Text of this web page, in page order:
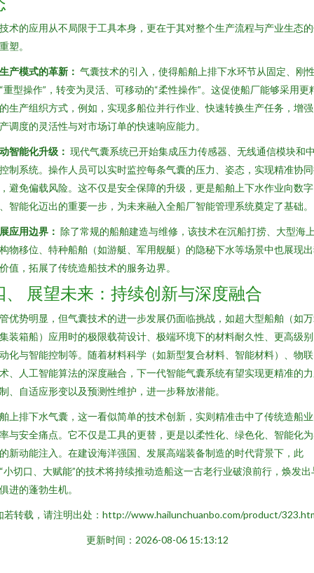
术的应用从不局限于工具本身，更在于其对整个生产流程与产业生态
塑。
产模式的革新： 气囊技术的引入，使得船舶上排下水环节从固定、刚
重型操作”，转变为灵活、可移动的“柔性操作”。这促使船厂能够采用更
生产组织方式，例如，实现多船位并行作业、快速转换生产任务，增
调度的灵活性与对市场订单的快速响应能力。
智能化升级： 现代气囊系统已开始集成压力传感器、无线通信模块和
制系统。操作人员可以实时监控每条气囊的压力、姿态，实现精准协
避免偏载风险。这不仅是安全保障的升级，更是船舶上下水作业向数字
智能化迈出的重要一步，为未来融入全船厂智能管理系统奠定了基础。
应用边界： 除了常规的船舶建造与维修，该技术在沉船打捞、大型海
物移位、特种船舶（如游艇、军用舰艇）的隐秘下水等场景中也展现
值，拓展了传统造船技术的服务边界。
、 展望未来：持续创新与深度融合
优势明显，但气囊技术的进一步发展仍面临挑战，如超大型船舶（如
装箱船）应用时的极限载荷设计、极端环境下的材料耐久性、更高级
化与智能控制等。随着材料科学（如新型复合材料、智能材料）、物
、人工智能算法的深度融合，下一代智能气囊系统有望实现更精准的
、自适应形变以及预测性维护，进一步释放潜能。
上排下水气囊，这一看似简单的技术创新，实则精准击中了传统造船
与安全痛点。它不仅是工具的更替，更是以柔性化、绿色化、智能化
新动能注入。在建设海洋强国、发展高端装备制造的时代背景下，此
小切口、大赋能”的技术将持续推动造船这一古老行业破浪前行，焕发出
进的蓬勃生机。
若转载，请注明出处：http://www.hailunchuanbo.com/product/
更新时间：2026-08-06 15:13:12